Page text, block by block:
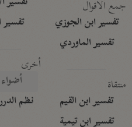
جمع الأقوال
تفسير ابن الجوزي
تفسير الماوردي
منتقاة
تفسير ابن القيم
تفسير ابن تيمية
تفسير
أخرى
أضواء
نظم